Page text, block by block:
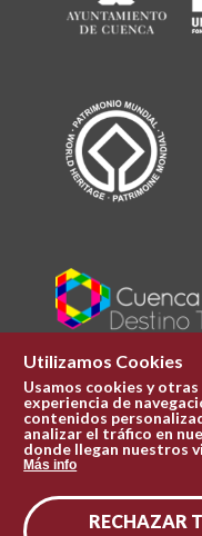
Utilizamos Cookies
Usamos cookies y
experiencia de
contenidos
analizar el tráfico en
donde llegan nuestros
Más info
RECHAZAR